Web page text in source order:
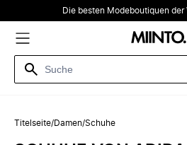
Die besten Modeboutiquen der
Titelseite/Damen/Schuhe